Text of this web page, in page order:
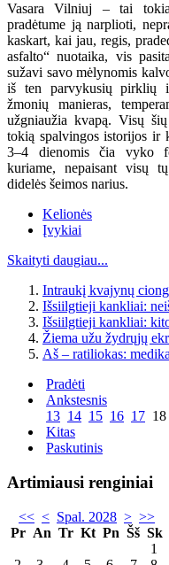
Vasara Vilniuj – tai
pradėtume ją narplioti,
kaskart, kai jau, regis,
asfalto“ nuotaika, vis
sužavi savo mėlynomis
iš ten parvykusių pirklių
žmonių manieras,
užgniaužia kvapą. Visų
tokią spalvingos istorijos ir
3–4 dienomis čia vyko
kuriame, nepaisant visų
didelės šeimos narius.
Kelionės
Įvykiai
Skaityti daugiau...
Intraukį kvajynų
Išsiilgtieji kankliai:
Išsiilgtieji kankliai:
Žiema užu žydrųjų
Aš – ratiliokas:
Pradėti
Ankstesnis
13 14 15 16 17 18
Kitas
Paskutinis
Artimiausi renginiai
<< < Spal. 2028 > >>
Pr An Tr Kt Pn Šš Sk
1